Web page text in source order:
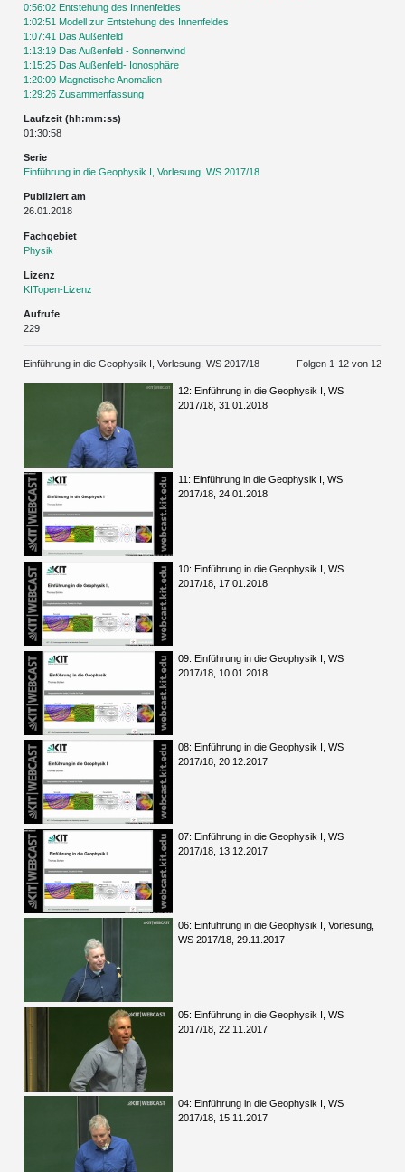
0:56:02 Entstehung des Innenfeldes
1:02:51 Modell zur Entstehung des Innenfeldes
1:07:41 Das Außenfeld
1:13:19 Das Außenfeld - Sonnenwind
1:15:25 Das Außenfeld- Ionosphäre
1:20:09 Magnetische Anomalien
1:29:26 Zusammenfassung
Laufzeit (hh:mm:ss)
01:30:58
Serie
Einführung in die Geophysik I, Vorlesung, WS 2017/18
Publiziert am
26.01.2018
Fachgebiet
Physik
Lizenz
KITopen-Lizenz
Aufrufe
229
Einführung in die Geophysik I, Vorlesung, WS 2017/18 Folgen 1-12von 12
12: Einführung in die Geophysik I, WS
2017/18, 31.01.2018
11: Einführung in die Geophysik I, WS
2017/18, 24.01.2018
10: Einführung in die Geophysik I, WS
2017/18, 17.01.2018
09: Einführung in die Geophysik I, WS
2017/18, 10.01.2018
08: Einführung in die Geophysik I, WS
2017/18, 20.12.2017
07: Einführung in die Geophysik I, WS
2017/18, 13.12.2017
06: Einführung in die Geophysik I, Vorlesung,
WS 2017/18, 29.11.2017
05: Einführung in die Geophysik I, WS
2017/18, 22.11.2017
04: Einführung in die Geophysik I, WS
2017/18, 15.11.2017